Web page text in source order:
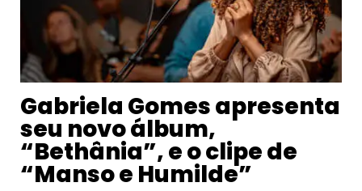
Gabriela Gomes apresenta
seu novo álbum,
“Bethânia”, e o clipe de
“Manso e Humilde”